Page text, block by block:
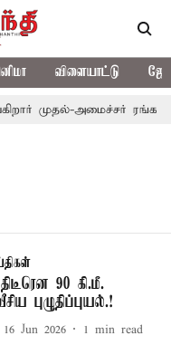
விளையாட்டு
முதல்-அமைச்சர் ரங்கசாமி
90 கி.மீ.
புழுதிப்புயல்.!
16 Jun 2026 1 min read